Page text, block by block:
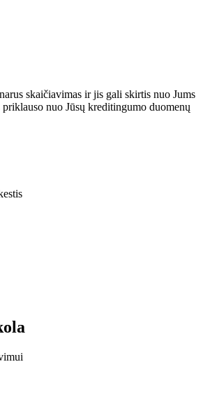
skaičiavimas ir jis gali skirtis nuo Jums
nuo Jūsų kreditingumo duomenų